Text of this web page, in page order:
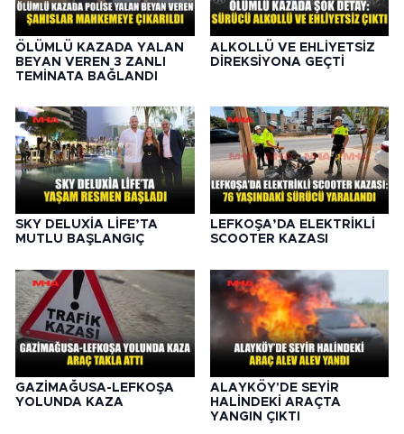
ÖLÜMLÜ KAZADA YALAN
BEYAN VEREN 3 ZANLI
TEMİNATA BAĞLANDI
ALKOLLÜ VE EHLİYETSİZ
DİREKSİYONA GEÇTİ
SKY DELUXİA LİFE’TA
MUTLU BAŞLANGIÇ
LEFKOŞA’DA ELEKTRİKLİ
SCOOTER KAZASI
GAZİMAĞUSA-LEFKOŞA
YOLUNDA KAZA
ALAYKÖY'DE SEYİR
HALİNDEKİ ARAÇTA
YANGIN ÇIKTI